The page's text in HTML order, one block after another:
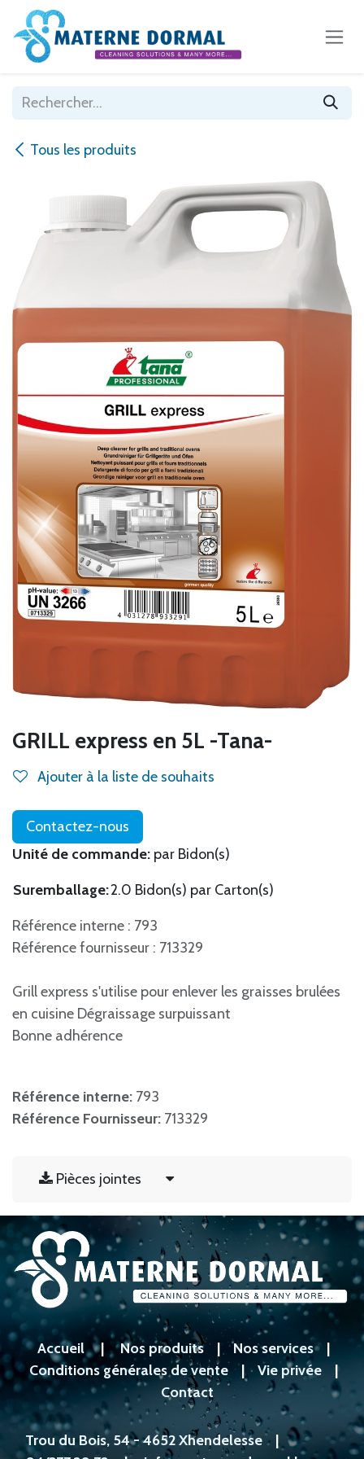
Se rendre au contenu
Tous les produits
GRILL express en 5L -Tana-
Ajouter à la liste de souhaits
Contactez-nous
Unité de commande: par Bidon(s)
Suremballage:2.0 Bidon(s) par Carton(s)
Référence interne : 793
Référence fournisseur : 713329
Grill express s'utilise pour enlever les graisses brulées
en cuisine Dégraissage surpuissant
Bonne adhérence
Référence interne: 793
Référence Fournisseur: 713329
Pièces jointes
Accueil|Nos produits|Nos services|
Conditions générales de vente | Vie privée |
Contact
Trou du Bois, 54 - 4652 Xhendelesse|